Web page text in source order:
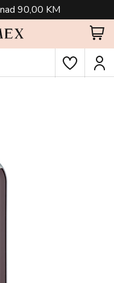
90,00 KM